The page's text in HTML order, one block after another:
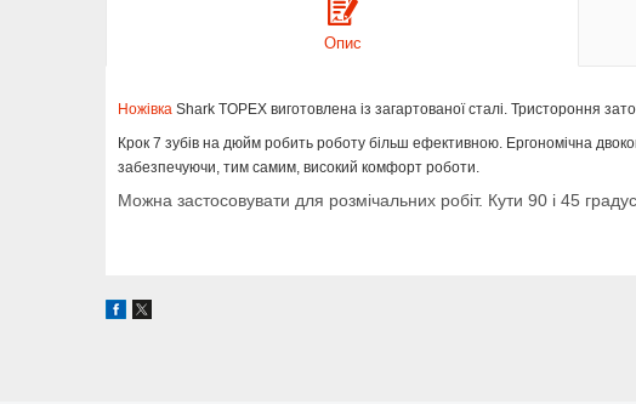
Опис
Ножівка Shark TOPEX виготовлена із загартованої сталі. Тристороння
Крок 7 зубів на дюйм робить роботу більш ефективною. Ергономічна
забезпечуючи, тим самим, високий комфорт роботи.
Можна застосовувати для розмічальних робіт. Кути 90 і 45